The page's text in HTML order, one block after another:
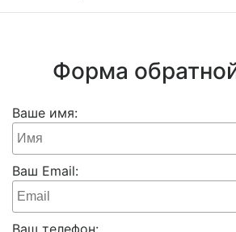
Форма
Ваше имя:
Ваш Email:
Ваш телефон: